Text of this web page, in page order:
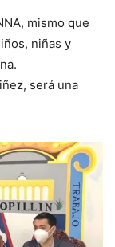
mismo que
niñas y
será una